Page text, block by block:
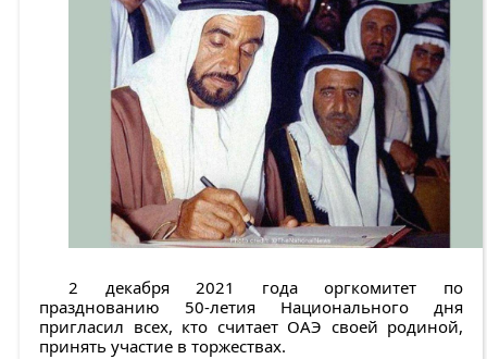
2 декабря 2021 года оргкомитет по
празднованию 50-летия Национального дня
пригласил всех, кто считает ОАЭ своей родиной,
принять участие в торжествах.